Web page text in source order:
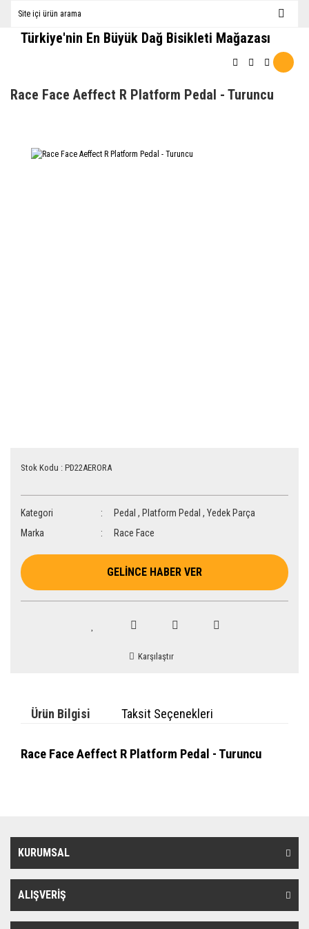
Türkiye'nin En Büyük Dağ Bisikleti Mağazası
Race Face Aeffect R Platform Pedal - Turuncu
Stok Kodu : PD22AERORA
Kategori Pedal , Platform Pedal ,Yedek Parça
Marka
Race Face
GELİNCE HABER VER
Karşılaştır
Ürün Bilgisi Taksit Seçenekleri
Race Face Aeffect R Platform Pedal - Turuncu
KURUMSAL
ALIŞVERİŞ